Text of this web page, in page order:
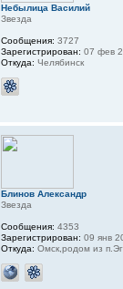
Небылица Василий
Звезда
Сообщения: 3727
Зарегистрирован: 07 фев
Откуда: Челябинск
Блинов Александр
Звезда
Сообщения: 4353
Зарегистрирован: 09 янв
Откуда: Омск,родом из